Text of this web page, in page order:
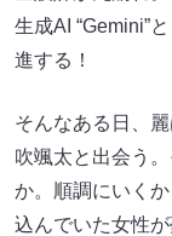
生成AI “Gemini”
進する！
そんなある日、
吹颯太と出会う
か。順調にいく
込んでいた女性